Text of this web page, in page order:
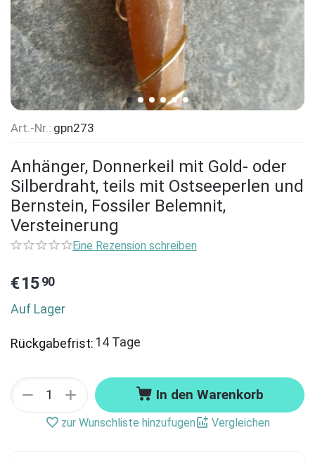
Art.-Nr.: gpn273
Anhänger, Donnerkeil mit Gold- oder
Silberdraht, teils mit Ostseeperlen und
Bernstein, Fossiler Belemnit,
Versteinerung
Eine Rezension schreiben
€1590
Auf Lager
Rückgabefrist:14 Tage
+
− In den Warenkorb
zur Wunschliste hinzufugen Vergleichen